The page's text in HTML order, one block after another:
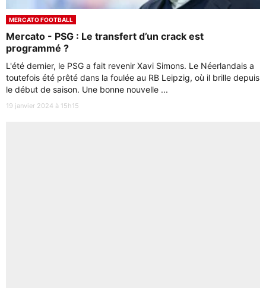
MERCATO FOOTBALL
Mercato - PSG : Le transfert d’un crack est
programmé ?
L'été dernier, le PSG a fait revenir Xavi Simons. Le Néerlandais a
toutefois été prêté dans la foulée au RB Leipzig, où il brille depuis
le début de saison. Une bonne nouvelle ...
19 janvier 2024 à 15h15